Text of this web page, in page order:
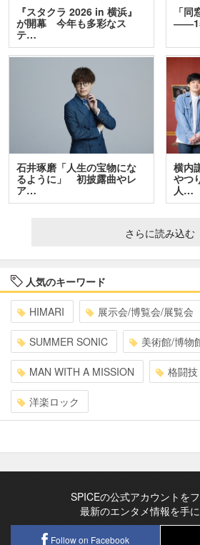
『スタクラ 2026 in 横浜』
が開幕 今年も多彩なス
テ…
「
石井琢磨「人生の宝物にな
るように」 初披露曲やレ
ア…
横内
やつ
人…
さらに読み込む
人気のキーワード
HIMARI 展示会/博覧会/展覧会
SUMMER SONIC 美術館/博物
MAN WITH A MISSION 格闘技
洋楽ロック
SPICEの公式アカウントを
最新のエンタメ情報を手
Follow on Facebook